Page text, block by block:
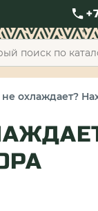
охлаждает?